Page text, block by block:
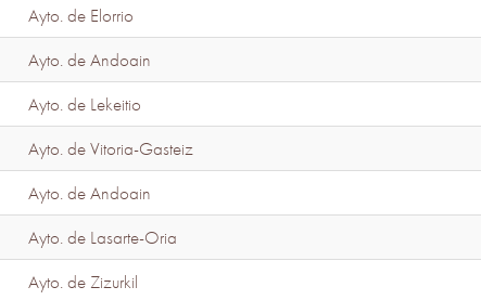
Ayto. de Elorrio
Ayto. de Andoain
Ayto. de Lekeitio
Ayto. de Vitoria-Gasteiz
Ayto. de Andoain
Ayto. de Lasarte-Oria
Ayto. de Zizurkil